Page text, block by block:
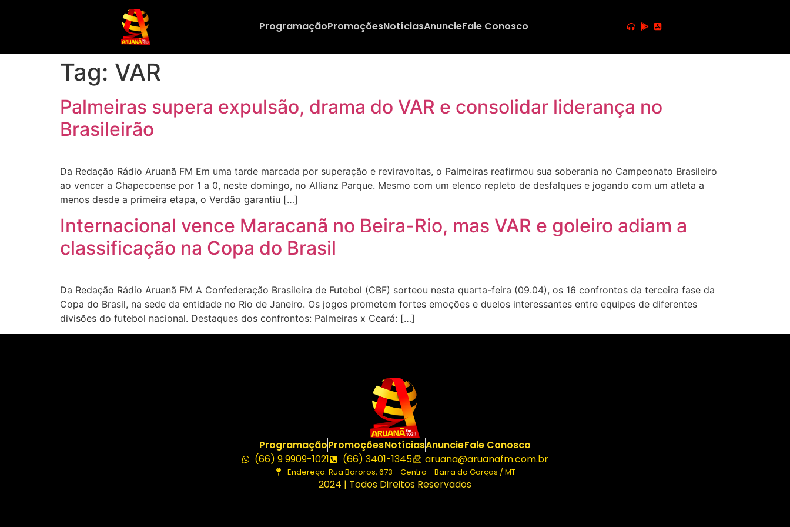
ProgramaçãoPromoçõesNotíciasAnuncieFale Conosco
Tag: VAR
Palmeiras supera expulsão, drama do VAR e consolidar liderança no
Brasileirão
Da Redação Rádio Aruanã FM Em uma tarde marcada por superação e reviravoltas, o Palmeiras reafirmou sua soberania no Campeonato Brasileiro
ao vencer a Chapecoense por 1 a 0, neste domingo, no Allianz Parque. Mesmo com um elenco repleto de desfalques e jogando com um atleta a
menos desde a primeira etapa, o Verdão garantiu […]
Internacional vence Maracanã no Beira-Rio, mas VAR e goleiro adiam a
classificação na Copa do Brasil
Da Redação Rádio Aruanã FM A Confederação Brasileira de Futebol (CBF) sorteou nesta quarta-feira (09.04), os 16 confrontos da terceira fase da
Copa do Brasil, na sede da entidade no Rio de Janeiro. Os jogos prometem fortes emoções e duelos interessantes entre equipes de diferentes
divisões do futebol nacional. Destaques dos confrontos: Palmeiras x Ceará: […]
ProgramaçãoPromoçõesNotíciasAnuncieFale Conosco
(66) 9 9909-1021
(66) 3401-1345 aruana@aruanafm.com.br
Endereço: Rua Bororos, 673 - Centro - Barra do Garças / MT
2024 | Todos Direitos Reservados